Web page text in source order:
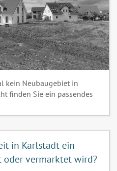
kein Neubaugebiet in
finden Sie ein passendes
in Karlstadt ein
vermarktet wird?